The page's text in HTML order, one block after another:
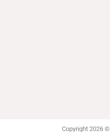
Copyright 2026 ©